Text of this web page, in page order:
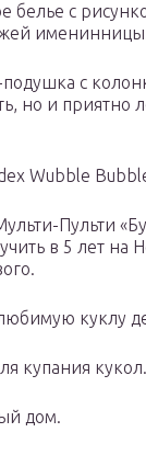
белье с
с
но и приятно
Wubble
Пульти
в 5 лет на
куклу
купания кукол.
дом.